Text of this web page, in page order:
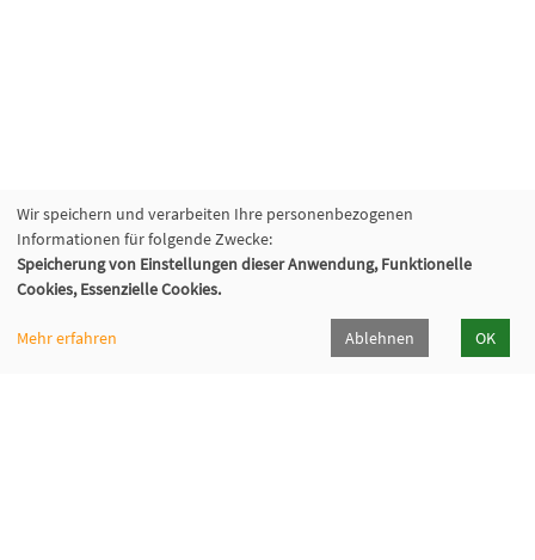
Wir speichern und verarbeiten Ihre personenbezogenen
Informationen für folgende Zwecke:
Speicherung von Einstellungen dieser Anwendung, Funktionelle
Cookies, Essenzielle Cookies.
Mehr erfahren Ablehnen OK